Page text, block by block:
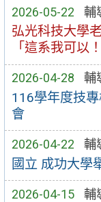
2026-05-22 輔
弘光科技大學
「這系我可以
2026-04-28 輔
116學年度技
會
2026-04-22 輔
國立 成功大學
2026-04-15 輔